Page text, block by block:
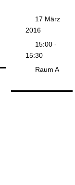
17 März
2016
15:00 -
15:30
Raum A